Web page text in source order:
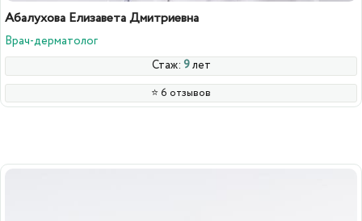
Абалухова Елизавета Дмитриевна
Врач-дерматолог
Стаж: 9лет
⭐️ 6 отзывов